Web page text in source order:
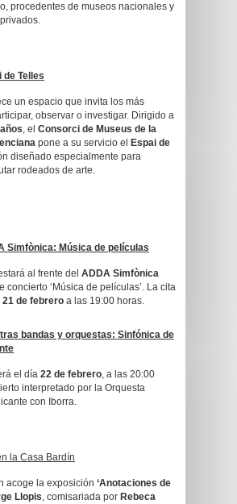
procedentes de museos nacionales y
de Telles
un espacio que invita los más
observar o investigar. Dirigido a
, el Consorci de Museus de la
pone a su servicio el
Espai de
diseñado especialmente para
rodeados de arte.
Simfònica: Música de películas
al frente del ADDA Simfònica
concierto ‘Música de películas’. La cita
21 de febrero a las 19:00 horas.
bandas y orquestas: Sinfónica de
el día 22 de febrero, a las 20:00
interpretado por la Orquesta
con Iborra.
la Casa Bardín
acoge la exposición ‘Anotaciones de
Llopis, comisariada por Rebeca